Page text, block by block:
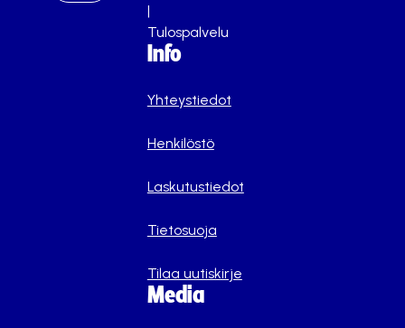
|
Tulospalvelu
Info
Yhteystiedot
Henkilöstö
Laskutustiedot
Tietosuoja
Tilaa uutiskirje
Media